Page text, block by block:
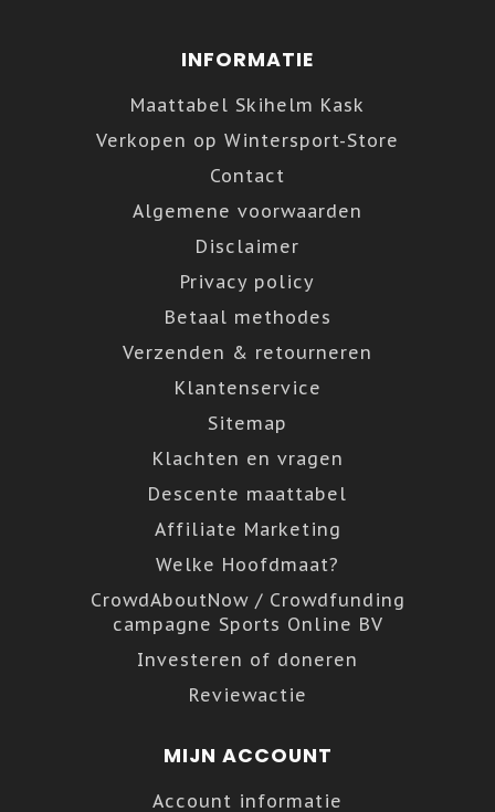
INFORMATIE
Maattabel Skihelm Kask
Verkopen op Wintersport-Store
Contact
Algemene voorwaarden
Disclaimer
Privacy policy
Betaal methodes
Verzenden & retourneren
Klantenservice
Sitemap
Klachten en vragen
Descente maattabel
Affiliate Marketing
Welke Hoofdmaat?
CrowdAboutNow / Crowdfunding
campagne Sports Online BV
Investeren of doneren
Reviewactie
MIJN ACCOUNT
Account informatie